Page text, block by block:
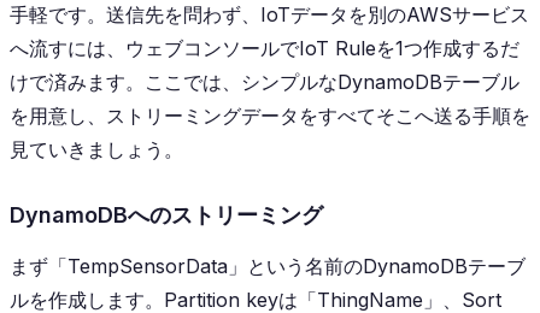
手軽です。送信先を問わず、IoTデータを別のAWSサービス
へ流すには、ウェブコンソールでIoT Ruleを1つ作成するだ
けで済みます。ここでは、シンプルなDynamoDBテーブル
を用意し、ストリーミングデータをすべてそこへ送る手順を
見ていきましょう。
DynamoDBへのストリーミング
まず「TempSensorData」という名前のDynamoDBテーブ
ルを作成します。Partition keyは「ThingName」、Sort